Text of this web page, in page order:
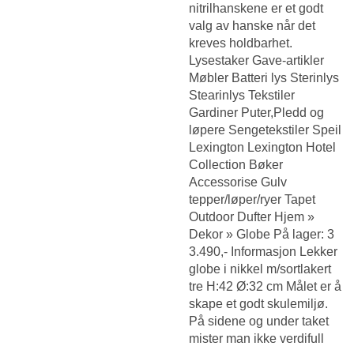
nitrilhanskene er et godt
valg av hanske når det
kreves holdbarhet.
Lysestaker Gave-artikler
Møbler Batteri lys Sterinlys
Stearinlys Tekstiler
Gardiner Puter,Pledd og
løpere Sengetekstiler Speil
Lexington Lexington Hotel
Collection Bøker
Accessorise Gulv
tepper/løper/ryer Tapet
Outdoor Dufter Hjem »
Dekor » Globe På lager: 3
3.490,- Informasjon Lekker
globe i nikkel m/sortlakert
tre H:42 Ø:32 cm Målet er å
skape et godt skulemiljø.
På sidene og under taket
mister man ikke verdifull